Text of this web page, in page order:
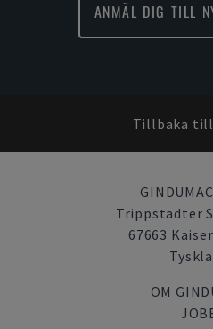
ANMÄL DIG TILL
Tillbaka
Trippstadter
67663
OM